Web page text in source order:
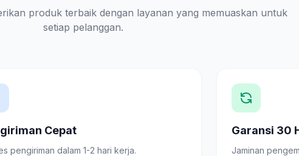
produk terbaik dengan layanan yang memuaskan untuk
setiap pelanggan.
Cepat
pengiriman dalam 1-2 hari kerja.
Garansi 30
Jaminan